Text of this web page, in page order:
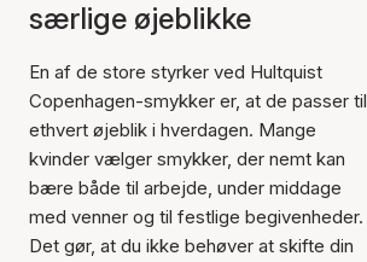
særlige øjeblikke
En af de store styrker ved Hultquist
Copenhagen-smykker er, at de passer til
ethvert øjeblik i hverdagen. Mange
kvinder vælger smykker, der nemt kan
bære både til arbejde, under middage
med venner og til festlige begivenheder.
Det gør, at du ikke behøver at skifte din